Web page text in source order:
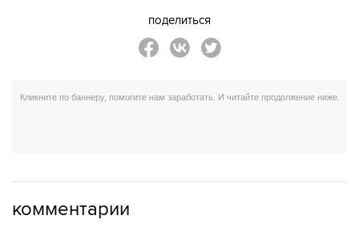
поделиться
комментарии